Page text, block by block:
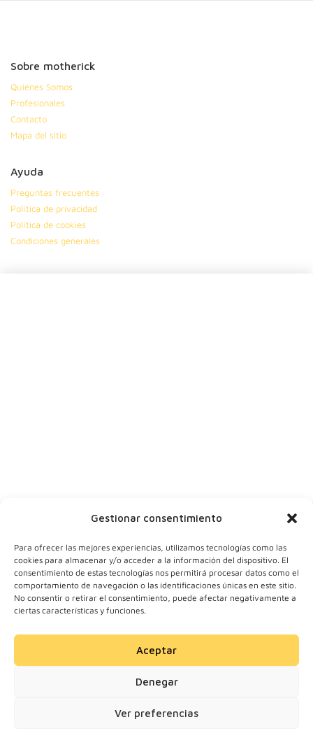
Gestionar consentimiento
Para ofrecer las mejores experiencias, utilizamos tecnologías como las
cookies para almacenar y/o acceder a la información del dispositivo. El
consentimiento de estas tecnologías nos permitirá procesar datos como el
comportamiento de navegación o las identificaciones únicas en este sitio.
No consentir o retirar el consentimiento, puede afectar negativamente a
ciertas características y funciones.
Aceptar
Denegar
Ver preferencias
Sobre motherick
Quiénes Somos
Profesionales
Contacto
Mapa del sitio
Ayuda
Preguntas frecuentes
Política de privacidad
Política de cookies
Condiciones generales
© 2024 Motherick S.L.